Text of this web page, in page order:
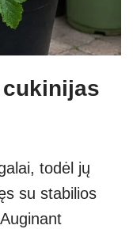
todėl jų
su stabilios